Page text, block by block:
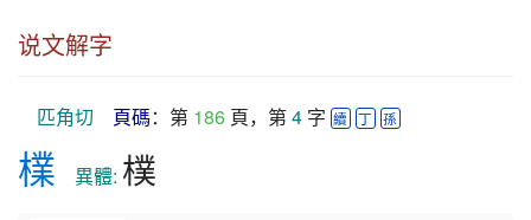
说文解字
匹角切 頁碼：第 186 頁，第 4 字 續 丁 孫
檏 異體: 樸